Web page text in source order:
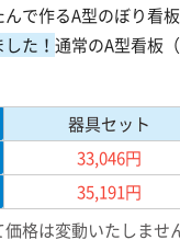
で作るA型のぼり看板
た！ 通常のA型看板
器具セット
33,046円
35,191円
格は変動いたしませ